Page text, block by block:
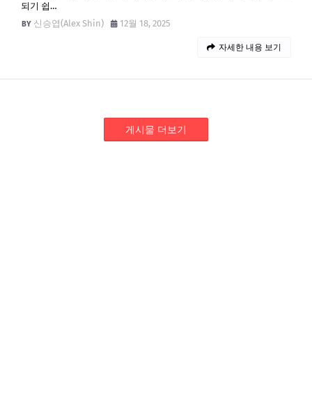
되기 쉽…
신승엽(Alex Shin)
12월 18, 2025
자세한 내용 보기
게시물 더보기